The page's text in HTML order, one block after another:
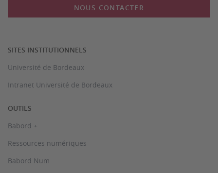
NOUS CONTACTER
SITES INSTITUTIONNELS
Université de Bordeaux
Intranet Université de Bordeaux
OUTILS
Babord +
Ressources numériques
Babord Num